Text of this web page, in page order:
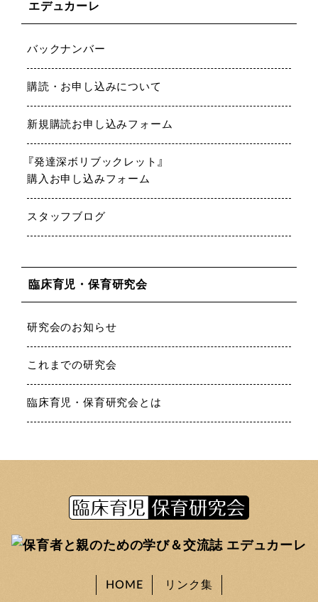
エデュカーレ
バックナンバー
購読・お申し込みについて
新規購読お申し込みフォーム
『発達深ボリブックレット』
購入お申し込みフォーム
スタッフブログ
臨床育児・保育研究会
研究会のお知らせ
これまでの研究会
臨床育児・保育研究会とは
HOME リンク集